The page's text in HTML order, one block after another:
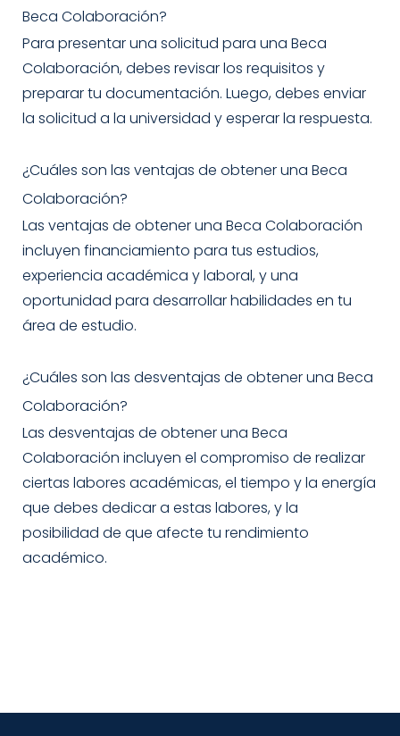
Beca Colaboración?
Para presentar una solicitud para una Beca
Colaboración, debes revisar los requisitos y
preparar tu documentación. Luego, debes enviar
la solicitud a la universidad y esperar la respuesta.
¿Cuáles son las ventajas de obtener una Beca
Colaboración?
Las ventajas de obtener una Beca Colaboración
incluyen financiamiento para tus estudios,
experiencia académica y laboral, y una
oportunidad para desarrollar habilidades en tu
área de estudio.
¿Cuáles son las desventajas de obtener una Beca
Colaboración?
Las desventajas de obtener una Beca
Colaboración incluyen el compromiso de realizar
ciertas labores académicas, el tiempo y la energía
que debes dedicar a estas labores, y la
posibilidad de que afecte tu rendimiento
académico.